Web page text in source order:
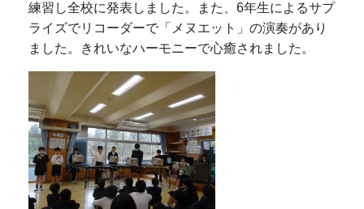
練習し全校に発表しました。また、6年生によるサプ
ライズでリコーダーで「メヌエット」の演奏があり
ました。きれいなハーモニーで心癒されました。